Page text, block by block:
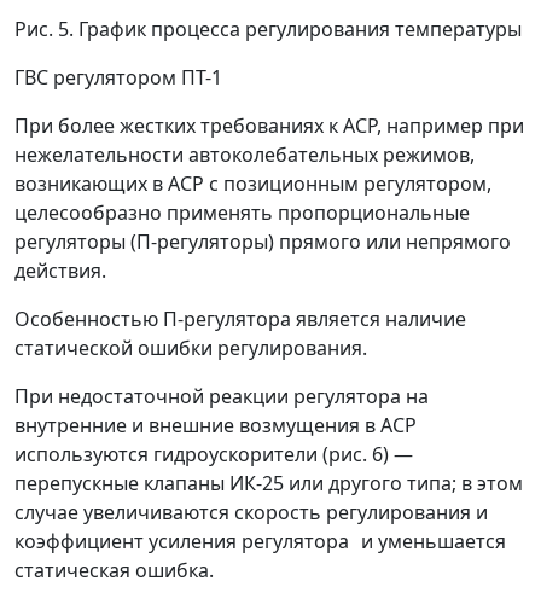
Рис. 5. График процесса регулирования температуры
ГВС регулятором ПТ-1
При более жестких требованиях к АСР, например при
нежелательности автоколебательных режимов,
возникающих в АСР с позиционным регулятором,
целесообразно применять пропорциональные
регуляторы (П-регуляторы) прямого или непрямого
действия.
Особенностью П-регулятора является наличие
статической ошибки регулирования.
При недостаточной реакции регулятора на
внутренние и внешние возмущения в АСР
используются гидроускорители (рис. 6)—
перепускные клапаны ИК-25 или другого типа; в этом
случае увеличиваются скорость регулирования и
коэффициент усиления регулятора и уменьшается
статическая ошибка.